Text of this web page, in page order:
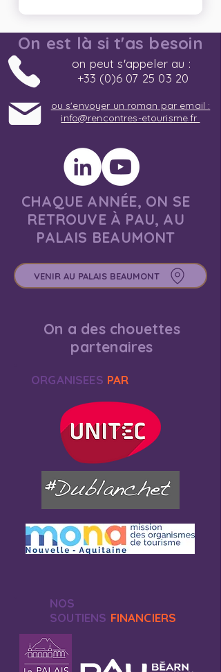
On est là si t'as besoin
on peut s'appeler au :
+33 (0)6 07 25 03 20
ou s'envoyer un roman par email :
info@rencontres-etourisme.fr
CHAQUE ANNÉE, ON SE
RETROUVE À PAU, AU
PALAIS BEAUMONT
VENIR AU PALAIS BEAUMONT
On a des chouettes
partenaires
ORGANISEES PAR
NOS
SOUTIENS FINANCIERS